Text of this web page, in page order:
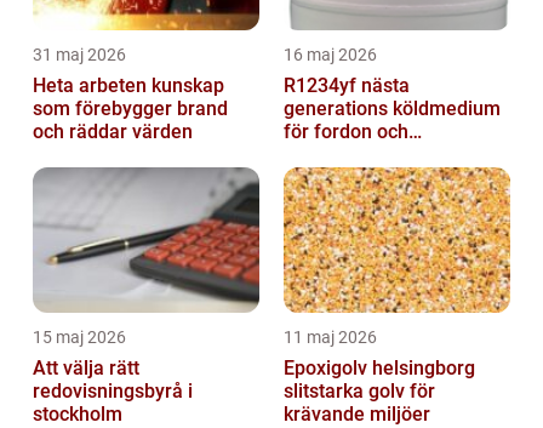
31 maj 2026
Heta arbeten kunskap
som förebygger brand
och räddar värden
16 maj 2026
R1234yf nästa
generations köldmedium
för fordon och
15 maj 2026
Att välja rätt
redovisningsbyrå i
stockholm
11 maj 2026
Epoxigolv helsingborg
slitstarka golv för
krävande miljöer